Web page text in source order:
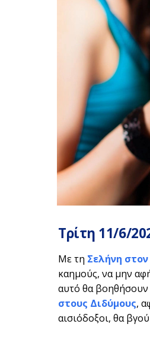
Τρίτη 11/6/
Με τη Σελήνη
καημούς, να μην
αυτό θα βοηθήσουν
στους Διδύμους,
αισιόδοξοι, θα